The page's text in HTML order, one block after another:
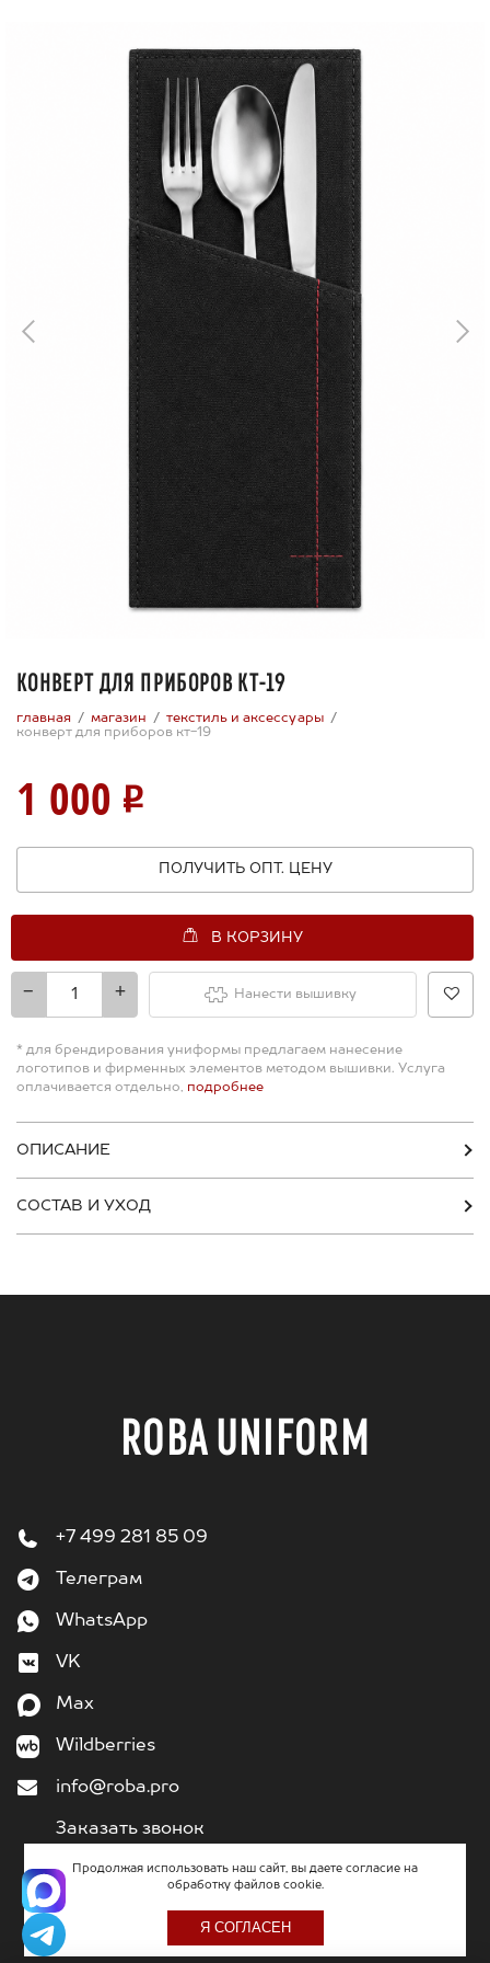
Скидки
←
→
КОНВЕРТ ДЛЯ ПРИБОРОВ КТ-19
главная магазин
текстиль и аксессуары
конверт для приборов кт-19
1 000
ПОЛУЧИТЬ ОПТ. ЦЕНУ
+
-
В КОРЗИНУ
Нанести вышивку
* для брендирования униформы предлагаем нанесение
логотипов и фирменных элементов методом вышивки. Услуга
оплачивается отдельно, подробнее
ОПИСАНИЕ
СОСТАВ И УХОД
ROBA UNIFORM
+7 499 281 85 09
Телеграм
WhatsApp
VK
Max
Wildberries
info@roba.pro
Заказать звонок
2011– 2026
«Кибермеханика» - разработка и поддержка сайтов
Продолжая использовать наш сайт, вы даете согласие на
обработку файлов cookie.
Я СОГЛАСЕН